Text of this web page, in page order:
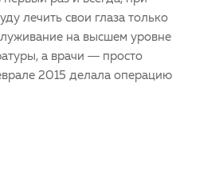
лечить свои глаза только
на высшем уровне
а врачи — просто
2015 делала операцию